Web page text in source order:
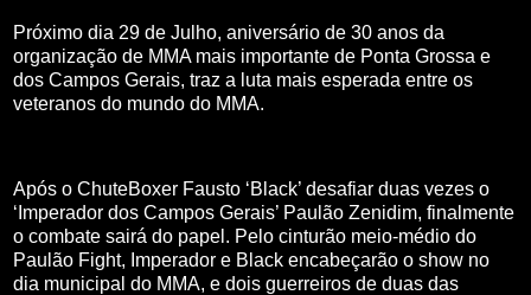
Próximo dia 29 de Julho, aniversário de 30 anos da
organização de MMA mais importante de Ponta Grossa e
dos Campos Gerais, traz a luta mais esperada entre os
veteranos do mundo do MMA.
Após o ChuteBoxer Fausto ‘Black’ desafiar duas vezes o
‘Imperador dos Campos Gerais’ Paulão Zenidim, finalmente
o combate sairá do papel. Pelo cinturão meio-médio do
Paulão Fight, Imperador e Black encabeçarão o show no
dia municipal do MMA, e dois guerreiros de duas das